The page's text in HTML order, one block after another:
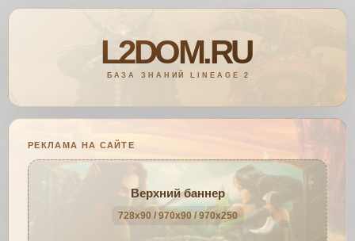
РЕКЛАМА НА САЙТЕ
Верхний баннер
728x90 / 970x90 / 970x250